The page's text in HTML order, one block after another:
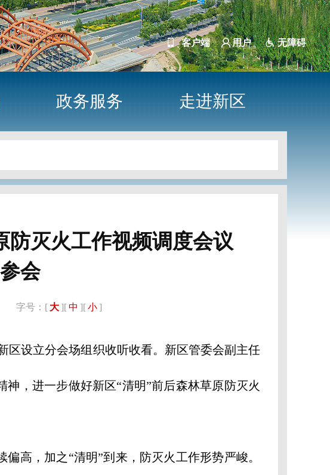
客户端 用户 无障碍
政务服务 走进新区
防灭火工作视频调度会议
会
字号：[ 大 ][中 ][小 ]
设立分会场组织收听收看。新区管委会副主任
，进一步做好新区“清明”前后森林草原防灭火
，加之“清明”到来，防灭火工作形势严峻。